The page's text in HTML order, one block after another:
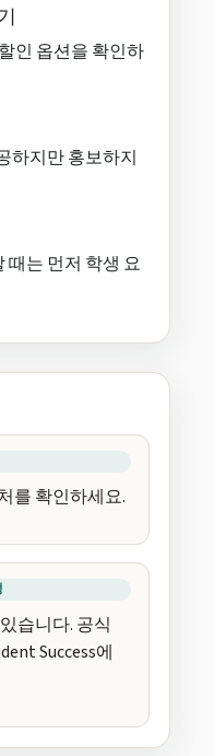
인 옵션을 확인하
하지만 홍보하지
때는 먼저 학생 요
를 확인하세요.
습니다. 공식
Success에